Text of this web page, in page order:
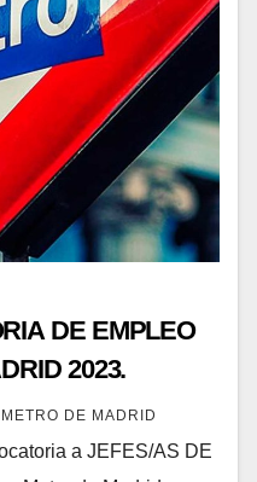
DE EMPLEO
2023.
DE MADRID
a JEFES/AS DE